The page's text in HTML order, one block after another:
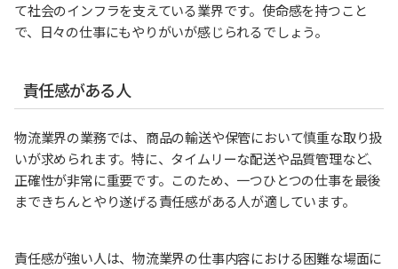
て社会のインフラを支えている業界です。使命感を持つこと
で、日々の仕事にもやりがいが感じられるでしょう。
責任感がある人
物流業界の業務では、商品の輸送や保管において慎重な取り扱
いが求められます。特に、タイムリーな配送や品質管理など、
正確性が非常に重要です。このため、一つひとつの仕事を最後
まできちんとやり遂げる責任感がある人が適しています。
責任感が強い人は、物流業界の仕事内容における困難な場面に